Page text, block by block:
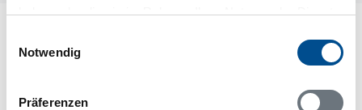
haben oder die sie im Rahmen Ihrer Nutzung der Dienste
Notwendig
Präferenzen
Ferienhaus 35716